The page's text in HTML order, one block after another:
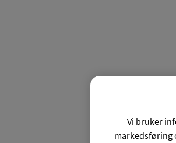
Vi bruker
markedsføring